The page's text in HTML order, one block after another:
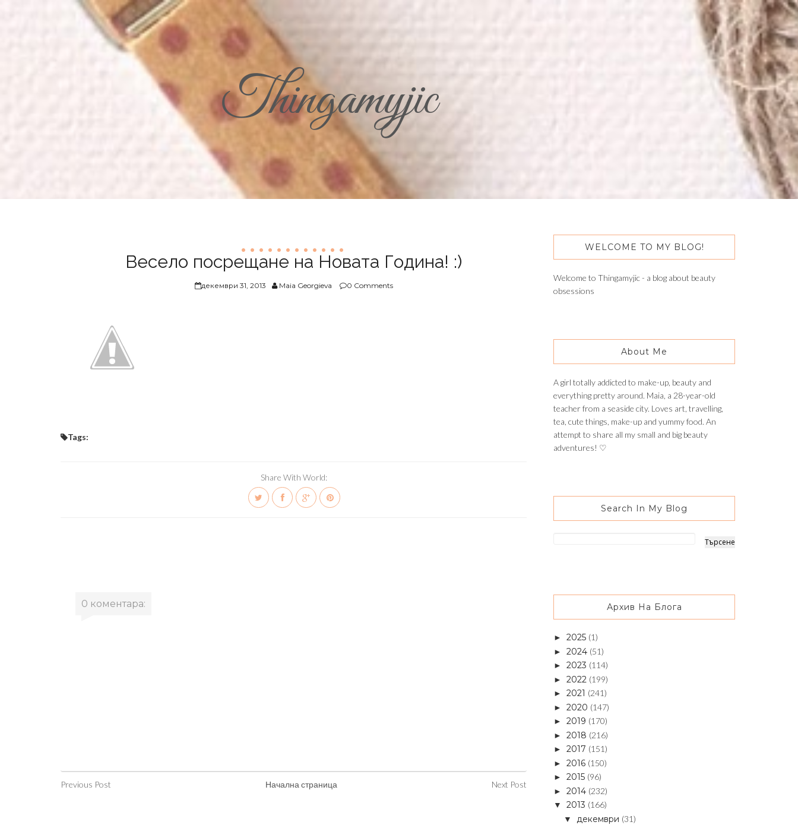
Thingamyjic
Весело посрещане на Новата Година! :)
декември 31, 2013 Maia Georgieva 0 Comments
Tags:
Share With World:
0 коментара:
Previous Post Начална страница Next Post
WELCOME TO MY BLOG!
Welcome to Thingamyjic - a blog about beauty
obsessions
About Me
A girl totally addicted to make-up, beauty and
everything pretty around. Maia, a 28-year-old
teacher from a seaside city. Loves art, travelling,
tea, cute things, make-up and yummy food. An
attempt to share all my small and big beauty
adventures! ♡
Search In My Blog
Архив На Блога
► 2025 (1)
► 2024 (51)
► 2023 (114)
► 2022 (199)
► 2021 (241)
► 2020 (147)
► 2019 (170)
► 2018 (216)
► 2017 (151)
► 2016 (150)
► 2015 (96)
► 2014 (232)
▼ 2013 (166)
▼ декември (31)